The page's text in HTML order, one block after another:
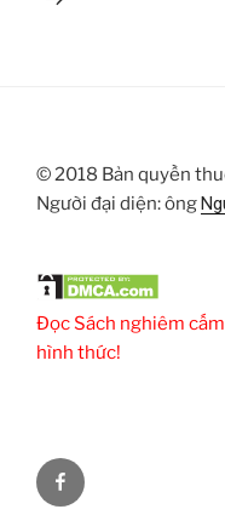
© 2018 Bản quyền
Người đại diện: ông
Đọc Sách nghiêm
hình thức!
Facebook